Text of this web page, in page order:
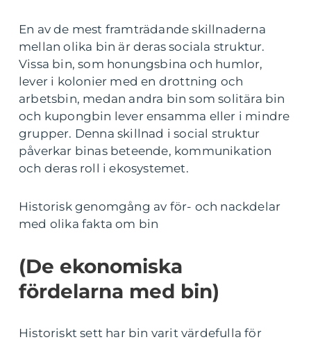
En av de mest framträdande skillnaderna
mellan olika bin är deras sociala struktur.
Vissa bin, som honungsbina och humlor,
lever i kolonier med en drottning och
arbetsbin, medan andra bin som solitära bin
och kupongbin lever ensamma eller i mindre
grupper. Denna skillnad i social struktur
påverkar binas beteende, kommunikation
och deras roll i ekosystemet.
Historisk genomgång av för- och nackdelar
med olika fakta om bin
(De ekonomiska
fördelarna med bin)
Historiskt sett har bin varit värdefulla för